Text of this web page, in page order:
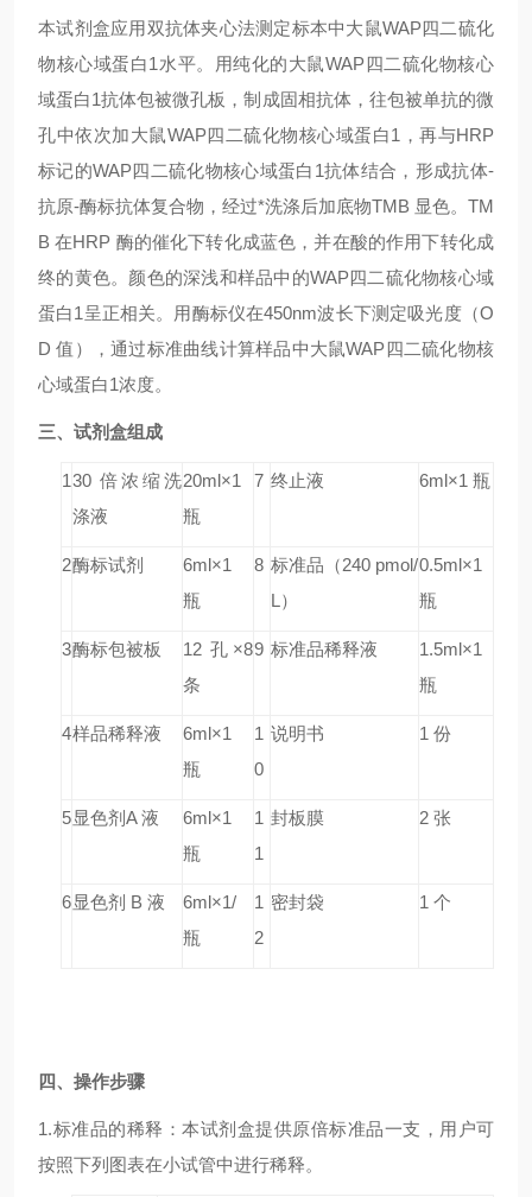
本试剂盒应用双抗体夹心法测定标本中大鼠WAP四二硫化
物核心域蛋白1 水平。用纯化的大鼠WAP四二硫化物核心
域蛋白1抗体包被微孔板，制成固相抗体，往包被单抗的微
孔中依次加大鼠WAP四二硫化物核心域蛋白1 ，再与HRP
标记的WAP四二硫化物核心域蛋白1抗体结合，形成抗体-
抗原-酶标抗体复合物，经过*洗涤后加底物TMB 显色。TM
B 在HRP 酶的催化下转化成蓝色，并在酸的作用下转化成
终的黄色。颜色的深浅和样品中的WAP四二硫化物核心域
蛋白1 呈正相关。用酶标仪在450nm波长下测定吸光度（O
D 值），通过标准曲线计算样品中大鼠WAP四二硫化物核
心域蛋白1浓度。
三、试剂盒组成
130 倍浓缩洗
涤液
20ml×1
瓶
7 终止液 6ml×1 瓶
2酶标试剂
6ml×1
瓶
8 标准品（240 pmol/
L）
0.5ml×1
瓶
3酶标包被板
12 孔×8
条
9 标准品稀释液
1.5ml×1
瓶
4样品稀释液
6ml×1
瓶
1
0
说明书 1 份
5 显色剂A 液
6ml×1
瓶
1
1
封板膜 2 张
6 显色剂 B 液
6ml×1/
瓶
1
2
密封袋 1 个
四、操作步骤
1.标准品的稀释：本试剂盒提供原倍标准品一支，用户可
按照下列图表在小试管中进行稀释。